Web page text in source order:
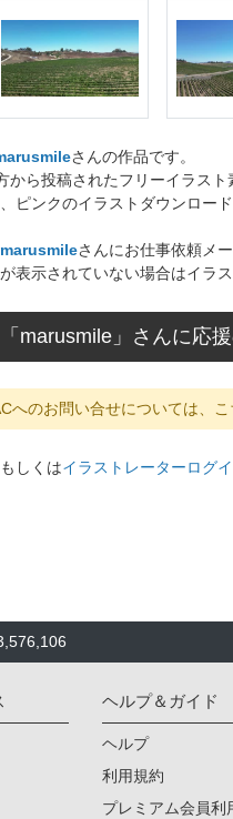
さんの作品です。
ら投稿されたフリーイラス
ピンクのイラストダウンロー
marusmileさんにお仕事依頼メ
表示されていない場合はイラ
marusmile」さんに応
へのお問い合せについては、
もしくはイラストレーターログ
ヘルプ＆ガイド
ヘルプ
利用規約
プレミアム会員利